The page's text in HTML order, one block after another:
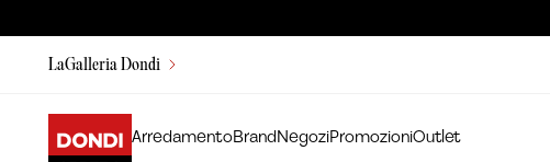
LaGalleria Dondi
ArredamentoBrandNegoziPromozioniOutlet